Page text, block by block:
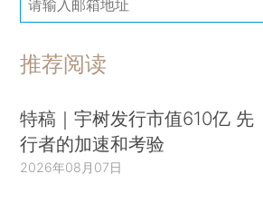
推荐阅读
特稿｜宇树发行市值610亿 先
行者的加速和考验
2026年08月07日